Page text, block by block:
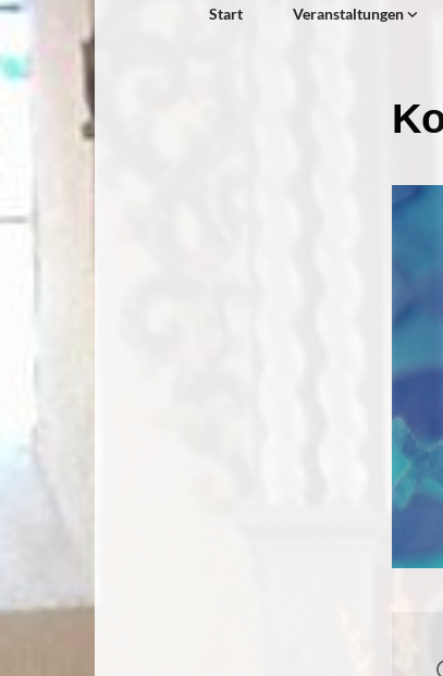
Start Veranstaltungen